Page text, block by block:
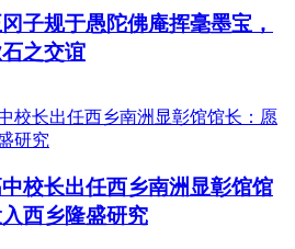
子规于愚陀佛庵挥毫墨宝，
之交谊
校长出任西乡南洲显彰馆馆
西乡隆盛研究